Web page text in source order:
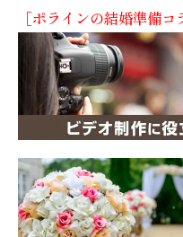
［ポラインの結婚準備コ